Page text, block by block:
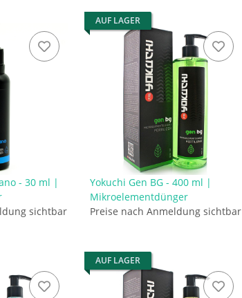
- 30 ml |
sichtbar
AUF LAGER
Yokuchi Gen BG - 400 ml |
Mikroelementdünger
Preise nach Anmeldung sichtbar
AUF LAGER